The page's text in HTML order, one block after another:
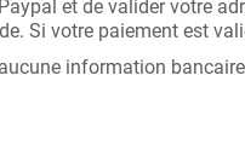
et de valider votre
Si votre paiement est
information